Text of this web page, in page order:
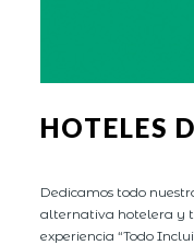
HOTELES
Dedicamos todo
alternativa hotelera y
experiencia “Todo